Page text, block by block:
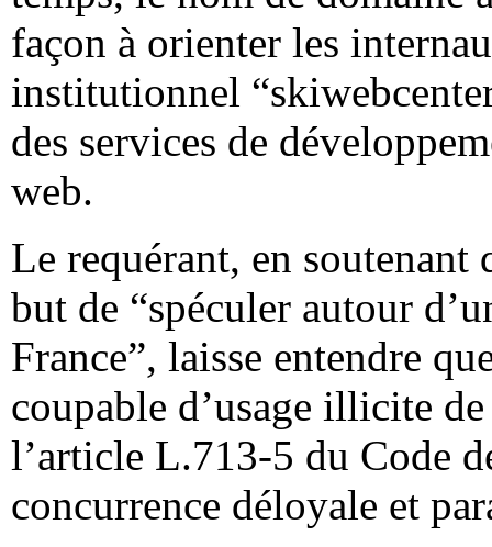
façon à orienter les
institutionnel
des services de
web.
Le requérant, en
but de “spéculer autour
France”, laisse entendre
coupable d’usage illicite
l’article L.713-5 du Code
concurrence déloyale et